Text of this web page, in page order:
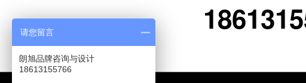
请您留言
朗旭品牌咨询与设计
18613155766